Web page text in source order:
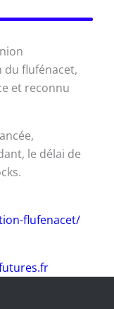
du flufénacet,
et reconnu
le délai de
flufenacet/